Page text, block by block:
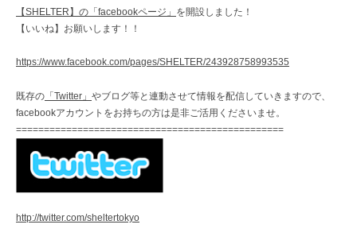
【SHELTER】の「facebookページ」 を開設しました！
【いいね】お願いします！！
https://www.facebook.com/pages/SHELTER/243928758993535
既存の 「Twitter」 やブログ等と連動させて情報を配信していきますので、
facebookアカウントをお持ちの方は是非ご活用くださいませ。
================================================
http://twitter.com/sheltertokyo